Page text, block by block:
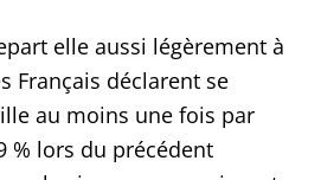
elle aussi légèrement à
Français déclarent se
au moins une fois par
% lors du précédent